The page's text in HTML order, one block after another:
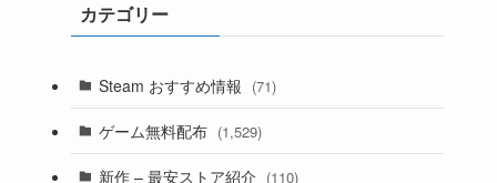
カテゴリー
Steam おすすめ情報 (71)
ゲーム無料配布 (1,529)
新作 – 最安ストア紹介 (110)